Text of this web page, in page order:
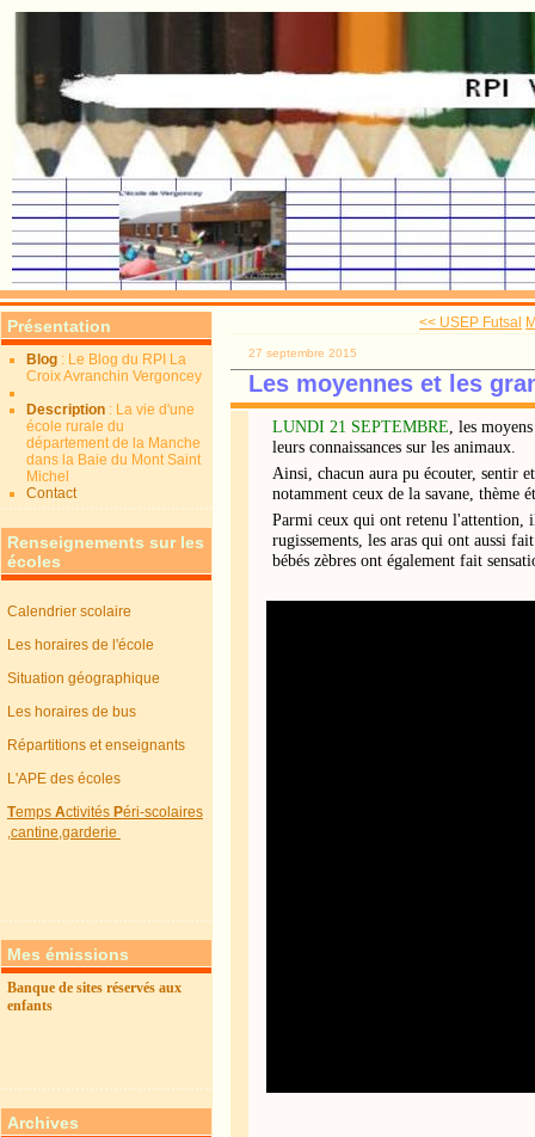
Présentation
Blog : Le Blog du RPI La
Croix Avranchin Vergoncey
Description : La vie d'une
école rurale du
département de la Manche
dans la Baie du Mont Saint
Michel
Contact
Renseignements sur les
écoles
Calendrier scolaire
Les horaires de l'école
Situation géographique
Les horaires de bus
Répartitions et enseignants
L'APE des écoles
TempsActivitésPéri-scolaires
,cantine,garderie
Mes émissions
Banque de sites réservés aux
enfants
Archives
<< USEP Futsal
27 septembre 2015
Les moyennes et les
LUNDI 21 SEPTEMBRE, les
leurs connaissances sur les animaux.
Ainsi, chacun aura pu écouter, sentir
notamment ceux de la savane, thème
Parmi ceux qui ont retenu l'attention,
rugissements, les aras qui ont aussi
bébés zèbres ont également fait